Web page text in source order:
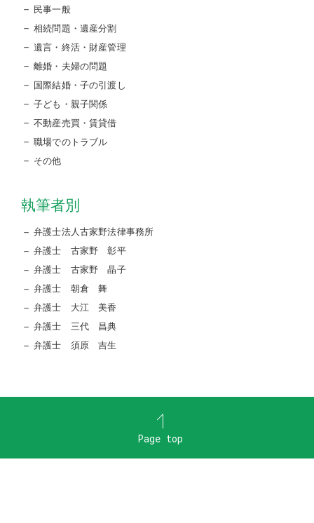
民事一般
相続問題・遺産分割
遺言・終活・財産管理
離婚・夫婦の問題
国際結婚・子の引渡し
子ども・親子関係
不動産売買・賃貸借
職場でのトラブル
その他
執筆者別
弁護士法人古家野法律事務所
弁護士 古家野 彰平
弁護士 古家野 晶子
弁護士 朝倉 舞
弁護士 大江 美香
弁護士 三代 昌典
弁護士 須原 吉生
Page top